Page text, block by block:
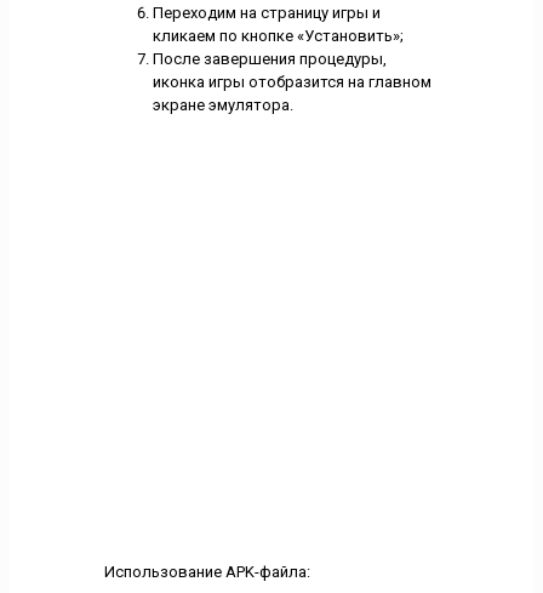
Переходим на страницу игры и
кликаем по кнопке «Установить»;
После завершения процедуры,
иконка игры отобразится на главном
экране эмулятора.
Использование APK-файла: